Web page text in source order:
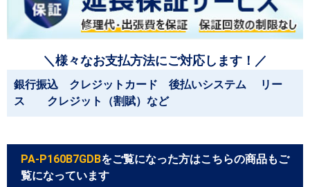
＼様々なお支払方法にご対応します！／
銀行振込 クレジットカード 後払いシステム リー
ス クレジット（割賦）など
PA-P160B7GDBをご覧になった方はこちらの商品もご
覧になっています